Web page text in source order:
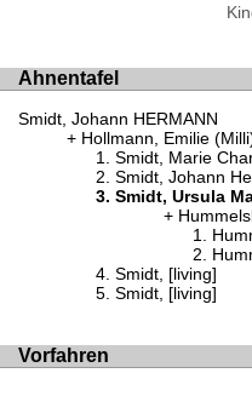
Ahnentafel
Smidt, Johann HERMANN
Hollmann, Emilie
Smidt, Marie
Smidt, Johann
Smidt, Ursula
Smidt, [living]
Smidt, [living]
Vorfahren